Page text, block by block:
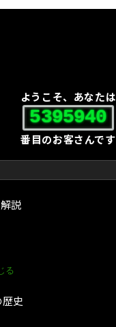
ようこそ、あなたは
5395940
番目のお客さんです
説
る
歴史